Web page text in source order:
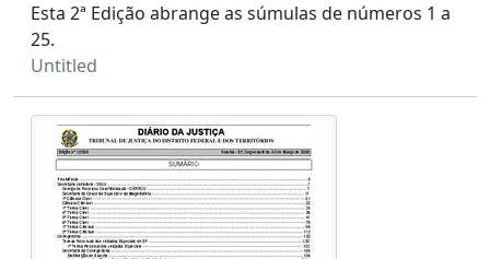
Esta 2ª Edição abrange as súmulas de números 1 a
25.
Untitled